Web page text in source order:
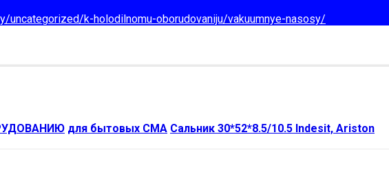
uncategorized/k-holodilnomu-oborudovaniju/vakuumnye-nasosy/
для бытовых СМА Сальник 30*52*8.5/10.5 Indesit, Ariston